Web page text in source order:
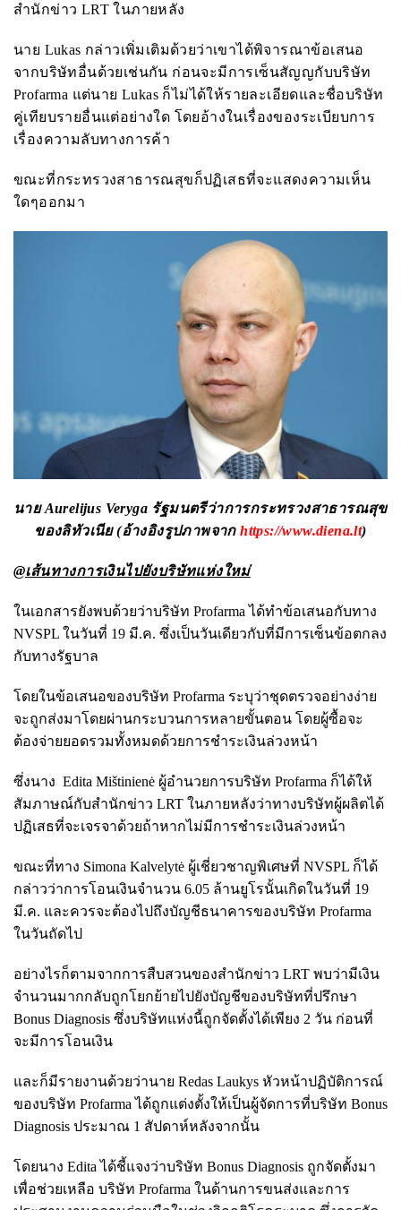
สำนักข่าว LRTในภายหลัง
นาย Lukas กล่าวเพิ่มเติมด้วยว่าเขาได้พิจารณาข้อเสนอ
จากบริษัทอื่นด้วยเช่นกัน ก่อนจะมีการเซ็นสัญญกับบริษัท
Profarma แต่นายLukas ก็ไม่ได้ให้รายละเอียดและชื่อบริษัท
คู่เทียบรายอื่นแต่อย่างใด โดยอ้างในเรื่องของระเบียบการ
เรื่องความลับทางการค้า
ขณะที่กระทรวงสาธารณสุขก็ปฏิเสธที่จะแสดงความเห็น
ใดๆออกมา
นายAurelijus Veryga รัฐมนตรีว่าการกระทรวงสาธารณสุข
ของลิทัวเนีย (อ้างอิงรูปภาพจากhttps://www.diena.lt)
@เส้นทางการเงินไปยังบริษัทแห่งใหม่
ในเอกสารยังพบด้วยว่าบริษัท Profarma ได้ทำข้อเสนอกับทาง
NVSPL ในวันที่ 19 มี.ค. ซึ่งเป็นวันเดียวกับที่มีการเซ็นข้อตกลง
กับทางรัฐบาล
โดยในข้อเสนอของบริษัท Profarma ระบุว่าชุดตรวจอย่างง่าย
จะถูกส่งมาโดยผ่านกระบวนการหลายขั้นตอน โดยผู้ซื้อจะ
ต้องจ่ายยอดรวมทั้งหมดด้วยการชำระเงินล่วงหน้า
ซึ่งนาง Edita Mištinienė ผู้อำนวยการบริษัท Profarma ก็ได้ให้
สัมภาษณ์กับสำนักข่าว LRT ในภายหลังว่าทางบริษัทผู้ผลิตได้
ปฏิเสธที่จะเจรจาด้วยถ้าหากไม่มีการชำระเงินล่วงหน้า
ขณะที่ทาง Simona Kalvelytė ผู้เชี่ยวชาญพิเศษที่ NVSPL ก็ได้
กล่าวว่าการโอนเงินจำนวน 6.05 ล้านยูโรนั้นเกิดในวันที่ 19
มี.ค. และควรจะต้องไปถึงบัญชีธนาคารของบริษัท Profarma
ในวันถัดไป
อย่างไรก็ตามจากการสืบสวนของสำนักข่าว LRT พบว่ามีเงิน
จำนวนมากกลับถูกโยกย้ายไปยังบัญชีของบริษัทที่ปรึกษา
Bonus Diagnosis ซึ่งบริษัทแห่งนี้ถูกจัดตั้งได้เพียง 2 วัน ก่อนที่
จะมีการโอนเงิน
และก็มีรายงานด้วยว่านาย Redas Laukys หัวหน้าปฏิบัติการณ์
ของบริษัท Profarma ได้ถูกแต่งตั้งให้เป็นผู้จัดการที่บริษัท Bonus
Diagnosis ประมาณ 1 สัปดาห์หลังจากนั้น
โดยนาง Edita ได้ชี้แจงว่าบริษัท Bonus Diagnosis ถูกจัดตั้งมา
เพื่อช่วยเหลือ บริษัท Profarma ในด้านการขนส่งและการ